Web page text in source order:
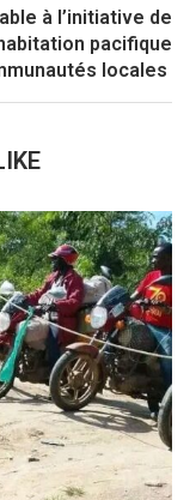
à l’initiative de
pacifique
locales